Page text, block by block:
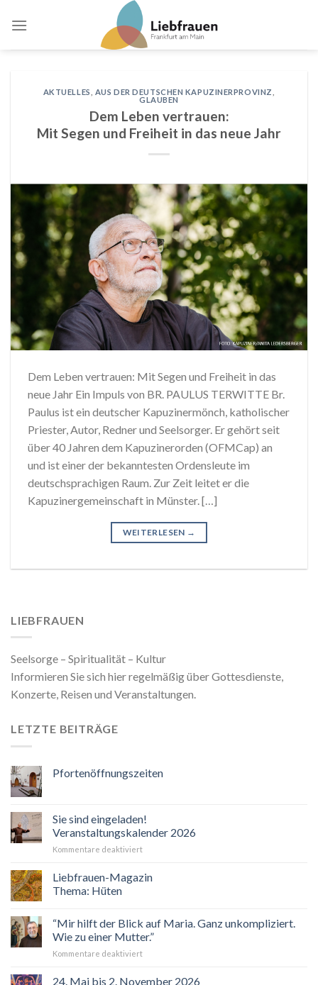
AKTUELLES AUS DER DEUTSCHEN KAPUZINERPROVINZ
GLAUBEN
Dem Leben vertrauen:
Mit Segen und Freiheit in das neue Jahr
Dem Leben vertrauen: Mit Segen und Freiheit in das
neue Jahr Ein Impuls von BR. PAULUS TERWITTE Br.
Paulus ist ein deutscher Kapuzinermönch, katholischer
Priester, Autor, Redner und Seelsorger. Er gehört seit
über 40 Jahren dem Kapuzinerorden (OFMCap) an
und ist einer der bekanntesten Ordensleute im
deutschsprachigen Raum. Zur Zeit leitet er die
Kapuzinergemeinschaft in Münster. […]
WEITERLESEN →
LIEBFRAUEN
Seelsorge – Spiritualität – Kultur
Informieren Sie sich hier regelmäßig über Gottesdienste,
Konzerte, Reisen und Veranstaltungen.
LETZTE BEITRÄGE
Pfortenöffnungszeiten
Sie sind eingeladen!
Veranstaltungskalender 2026
Kommentare deaktiviertfür
sind
eingeladen!
Liebfrauen-Magazin
Thema: Hüten
“Mir hilft der Blick auf Maria. Ganz unkompliziert.
Wie zu einer Mutter.”
Kommentare deaktiviertfür
hilft
24. Mai bis 2. November 2026